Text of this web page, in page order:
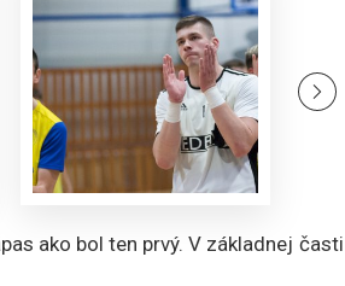
ako bol ten prvý. V základnej časti